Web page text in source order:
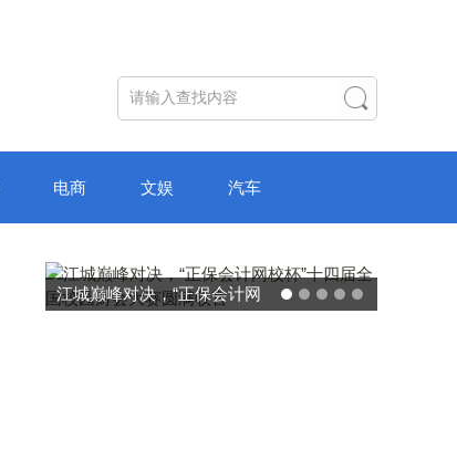
电商 文娱 汽车
破局“纸面教育”：理想树AI自